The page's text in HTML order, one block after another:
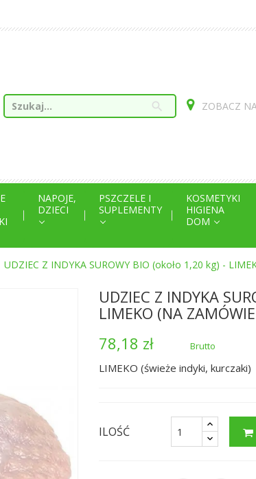
search ZOBACZ
NAPOJE,
DZIECI
PSZCZELE I
SUPLEMENTY
KOSMETYKI
HIGIENA
DOM
UDZIEC Z INDYKA SUROWY BIO (około 1,20 kg) -
UDZIEC Z INDYKA
LIMEKO (NA
78,18 zł
Brutto
LIMEKO (świeże indyki, kurczaki)
ILOŚĆ